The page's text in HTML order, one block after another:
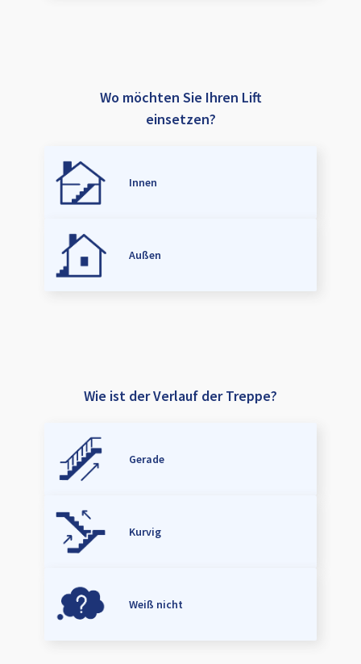
Wo möchten Sie Ihren Lift
einsetzen?
Innen
Außen
Wie ist der Verlauf der Treppe?
Gerade
Kurvig
Weiß nicht